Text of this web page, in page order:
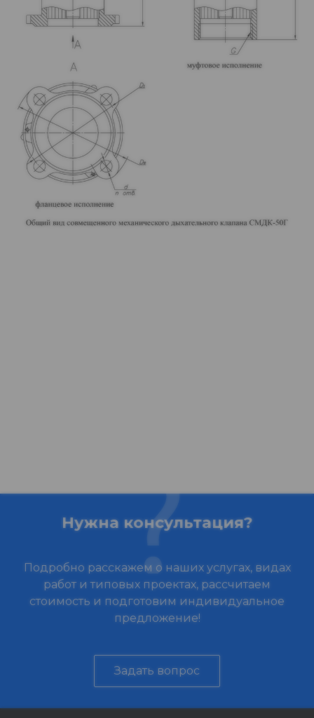
Нужна консультация?
Подробно расскажем о наших услугах, видах
работ и типовых проектах, рассчитаем
стоимость и подготовим индивидуальное
предложение!
Задать вопрос